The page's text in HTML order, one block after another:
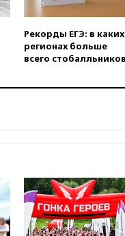
в
Рекорды ЕГЭ: в каких
регионах больше
всего